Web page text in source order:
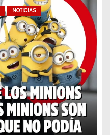
NOTICIAS